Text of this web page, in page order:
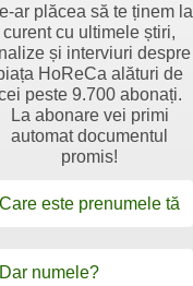
ar plăcea să te ținem la
curent cu ultimele știri,
și interviuri despre
HoReCa alături de
peste 9.700 abonați.
La abonare vei primi
automat documentul
promis!